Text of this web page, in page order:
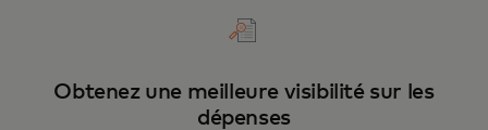
Obtenez une meilleure visibilité sur les
dépenses